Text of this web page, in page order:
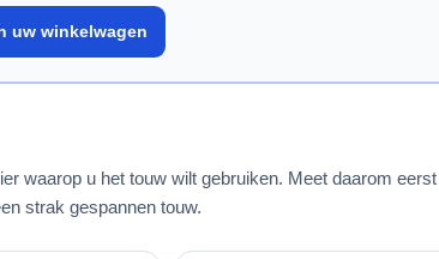
uw winkelwagen
waarop u het touw wilt gebruiken. Meet daarom
strak gespannen touw.